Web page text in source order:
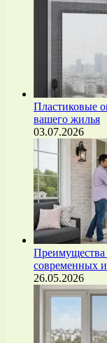
Пластиковые
вашего жилья
03.07.2026
Преимущества
современных
26.05.2026